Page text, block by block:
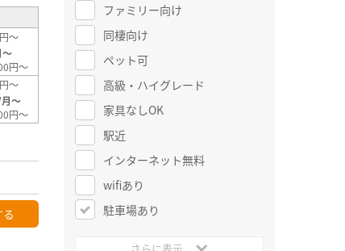
～
円～
～
～
円～
ファミリー向け
同棲向け
ペット可
高級・ハイグレード
家具なしOK
駅近
インターネット無料
wifiあり
駐車場あり